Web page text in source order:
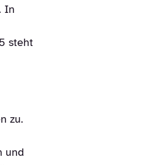
In
steht
zu.
und